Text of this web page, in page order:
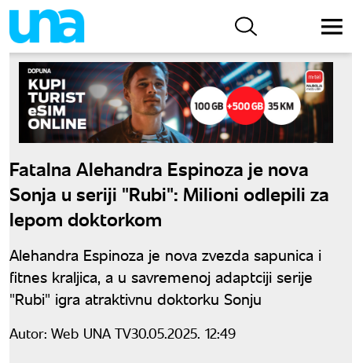
Fatalna Alehandra Espinoza je nova
Sonja u seriji "Rubi": Milioni odlepili za
lepom doktorkom
Alehandra Espinoza je nova zvezda sapunica i
fitnes kraljica, a u savremenoj adaptciji serije
"Rubi" igra atraktivnu doktorku Sonju
Autor: Web UNA TV30.05.2025. 12:49